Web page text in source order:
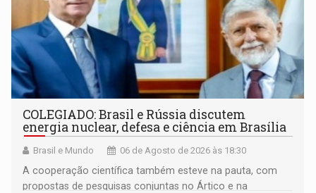
COLEGIADO: Brasil e Rússia discutem
energia nuclear, defesa e ciência em Brasília
Brasil e Mundo 06 de Agosto de 2026 às 18:30
A cooperação científica também esteve na pauta, com
propostas de pesquisas conjuntas no Ártico e na